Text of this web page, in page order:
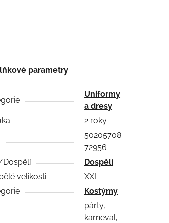
parametry
Uniformy
a dresy
2 roky
50205708
72956
Dospělí
Dospělí
velikosti
XXL
Kostýmy
párty,
karneval,